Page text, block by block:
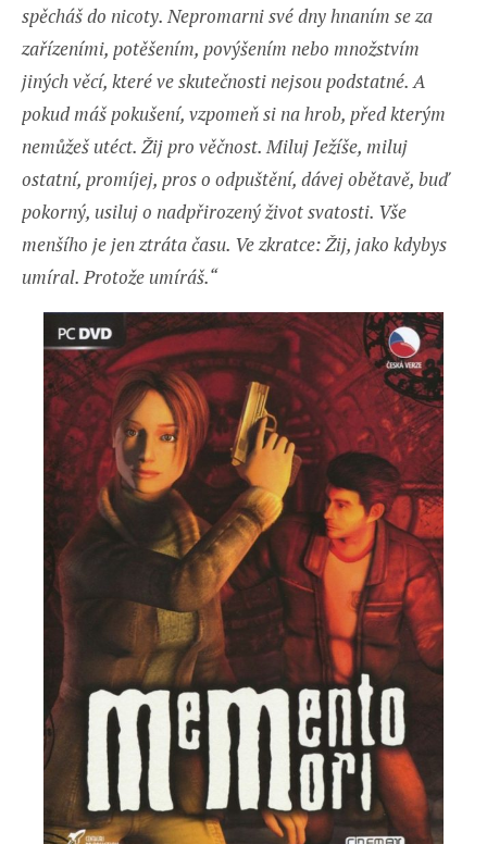
spěcháš do nicoty. Nepromarni své dny hnaním se za
zařízeními, potěšením, povýšením nebo množstvím
jiných věcí, které ve skutečnosti nejsou podstatné. A
pokud máš pokušení, vzpomeň si na hrob, před kterým
nemůžeš utéct. Žij pro věčnost. Miluj Ježíše, miluj
ostatní, promíjej, pros o odpuštění, dávej obětavě, buď
pokorný, usiluj o nadpřirozený život svatosti. Vše
menšího je jen ztráta času. Ve zkratce: Žij, jako kdybys
umíral. Protože umíráš.“